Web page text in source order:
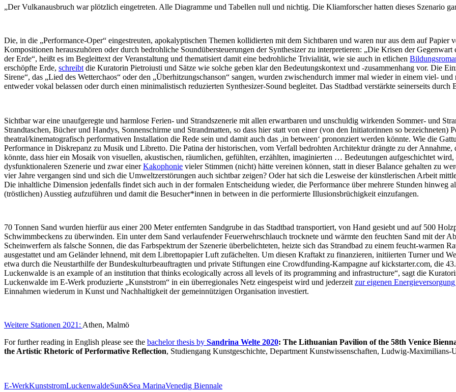
„Der Vulkanausbruch war plötzlich eingetreten. Alle Diagramme und Tabellen null und nichtig. Die Kliamforscher hatten dieses Szenario
Die, in die „Performance-Oper“ eingestreuten, apokalyptischen Themen kollidierten mit dem Sichtbaren und waren nur aus dem auf Papier
Kompositionen herauszuhören oder durch bedrohliche Soundübersteuerungen der Synthesizer zu interpretieren: „Die Krisen der
der Erde“, heißt es im Begleittext der Veranstaltung und thematisiert damit eine bedrohliche Trivialität, wie sie auch in etlichen
erschöpfte Erde, schreibt die Kuratorin Pietroiusti und Sätze wie solche geben klar den Bedeutungskontext und -zusammenhang vor. Die
Sirene“, das „Lied des Wetterchaos“ oder den „Überhitzungschanson“ sangen, wurden zwischendurch immer mal wieder in einem viel-
entweder vokal belassen oder durch einen minimalistisch reduzierten Synthesizer-Sound begleitet. Das Stadtbad verstärkte seinerseits durch
Sichtbar war eine unaufgeregte und harmlose Ferien- und Strandszenerie mit allen erwartbaren und unschuldig wirkenden Sommer- und
Strandtaschen, Bücher und Handys, Sonnenschirme und Strandmatten, so dass hier statt von einer (von den Initiatorinnen so bezeichneten)
theatral/kinematografisch performativen Installation die Rede sein und damit auch das ‚in between‘ prononziert werden könnte. Wie die
Performance in Diskrepanz zu Musik und Libretto. Die Patina der historischen, vom Verfall bedrohten Architektur drängte zu der Annahme,
könnte, dass hier ein Mosaik von visuellen, akustischen, räumlichen, gefühlten, erzählten, imaginierten … Bedeutungen aufgeschichtet
dysfunktionaleren Szenerie und zwar einerKakophonie vieler Stimmen (nicht) hätte vereinen können, statt in dieser Balance gehalten zu
vier Jahre vergangen sind und sich die Umweltzerstörungen auch sichtbar zeigen? Oder hat sich die Lesweise der künstlerischen Arbeit
Die inhaltliche Dimension jedenfalls findet sich auch in der formalen Entscheidung wieder, die Performance über mehrere Stunden hinweg
(tröstlichen) Ausstieg aufzuführen und damit die Besucher*innen in between in die performierte Illusionsbrüchigkeit einzufangen.
70 Tonnen Sand wurden hierfür aus einer 200 Meter entfernten Sandgrube in das Stadtbad transportiert, von Hand gesiebt und auf 500
Schwimmbeckens zu überwinden. Ein unter dem Sand verlaufender Feuerwehrschlauch trocknete und wärmte den feuchten Sand mit der
Scheinwerfern als falsche Sonnen, die das Farbspektrum der Szenerie überbelichteten, heizte sich das Strandbad zu einem feucht-warmen
ausgestattet und am Geländer lehnend, mit dem Librettopapier Luft zufächelten. Um diesen Kraftakt zu finanzieren, initiierten Turner und
etwa durch die Neustarthilfe der Bundeskulturbeauftragten und private Stiftungen eine Crowdfunding-Kampagne auf kickstarter.com, die
Luckenwalde is an example of an institution that thinks ecologically across all levels of its programming and infrastructure“, sagt die
Luckenwalde im E-Werk produzierte „Kunststrom“ in ein überregionales Netz eingespeist wird und jederzeit zur eigenen
Einnahmen wiederum in Kunst und Nachhaltigkeit der gemeinnützigen Organisation investiert.
Weitere Stationen 2021: Athen, Malmö
For further reading in English please see the bachelor thesis by Sandrina Welte 2020: The Lithuanian Pavilion of the 58th Venice
the Artistic Rhetoric of Performative Reflection, Studiengang Kunstgeschichte, Department Kunstwissenschaften, Ludwig-Maximilians-
E-WerkKunststromLuckenwaldeSun&Sea MarinaVenedig Biennale